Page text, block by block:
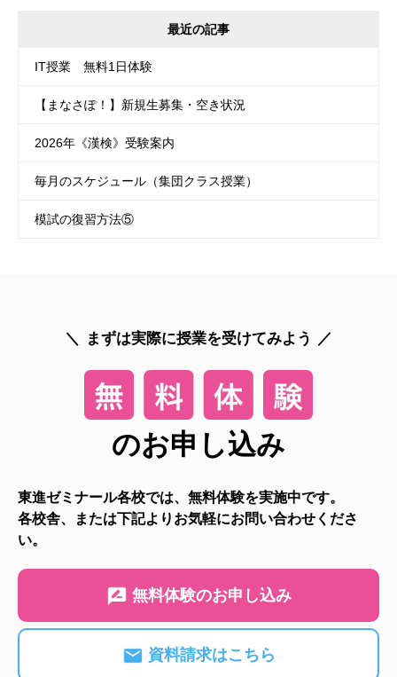
最近の記事
IT授業 無料1日体験
【まなさぽ！】新規生募集・空き状況
2026年《漢検》受験案内
毎月のスケジュール（集団クラス授業）
模試の復習方法⑤
まずは実際に授業を受けてみよう
のお申し込み
東進ゼミナール各校では、無料体験を実施中です。
各校舎、または下記よりお気軽にお問い合わせくださ
い。
無料体験のお申し込み
資料請求はこちら